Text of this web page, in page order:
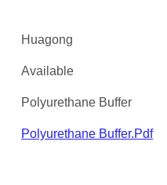
Huagong
Available
Polyurethane Buffer
Polyurethane Buffer.pdf